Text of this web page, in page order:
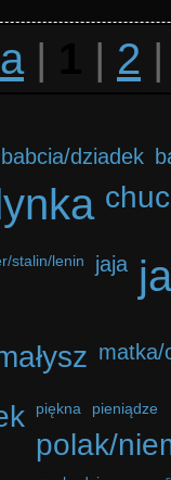
| | 2
babcia/dziadek
stalin/lenin jaja
matka/
piękna pieniądze
polak/